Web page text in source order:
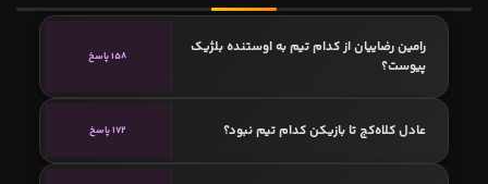
رامین رضاییان از کدام تیم به اوستنده بلژیک
پیوست؟
158 پاسخ
عادل کلاه‌کج تا بازیکن کدام تیم نبود؟ 172 پاسخ